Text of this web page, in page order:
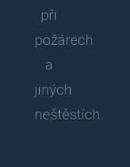
při
požárech
a
jiných
neštěstích.